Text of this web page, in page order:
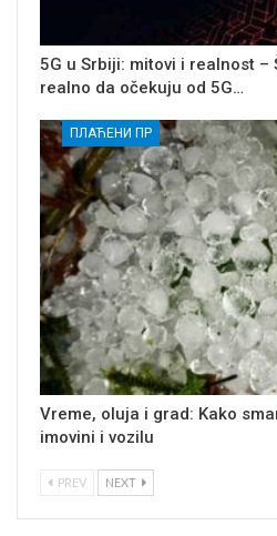
5G u Srbiji: mitovi i realnost –
realno da očekuju od 5G…
ПЛАЋЕНИ ПР
Vreme, oluja i grad: Kako
imovini i vozilu
PREV NEXT